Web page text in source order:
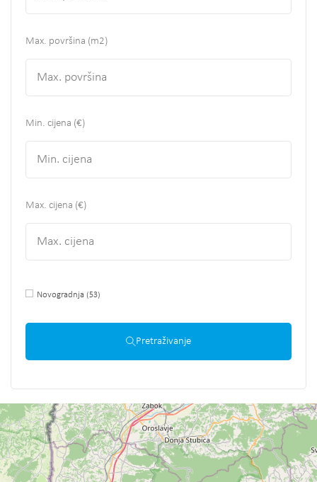
Max. površina (m2)
Min. cijena (€)
Max. cijena (€)
Novogradnja (53)
Pretraživanje